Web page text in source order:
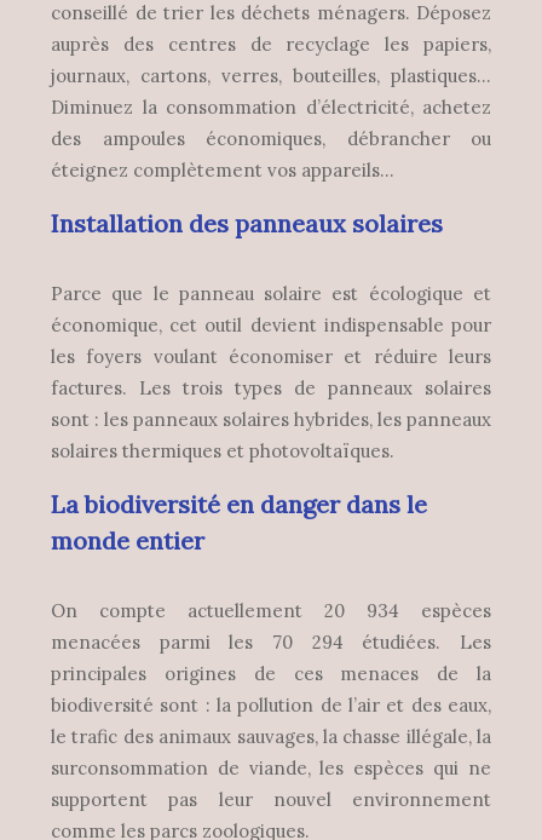
conseillé de trier les déchets ménagers. Déposez
auprès des centres de recyclage les papiers,
journaux, cartons, verres, bouteilles, plastiques…
Diminuez la consommation d’électricité, achetez
des ampoules économiques, débrancher ou
éteignez complètement vos appareils…
Installation des panneaux solaires
Parce que le panneau solaire est écologique et
économique, cet outil devient indispensable pour
les foyers voulant économiser et réduire leurs
factures. Les trois types de panneaux solaires
sont : les panneaux solaires hybrides, les panneaux
solaires thermiques et photovoltaïques.
La biodiversité en danger dans le
monde entier
On compte actuellement 20 934 espèces
menacées parmi les 70 294 étudiées. Les
principales origines de ces menaces de la
biodiversité sont : la pollution de l’air et des eaux,
le trafic des animaux sauvages, la chasse illégale, la
surconsommation de viande, les espèces qui ne
supportent pas leur nouvel environnement
comme les parcs zoologiques.